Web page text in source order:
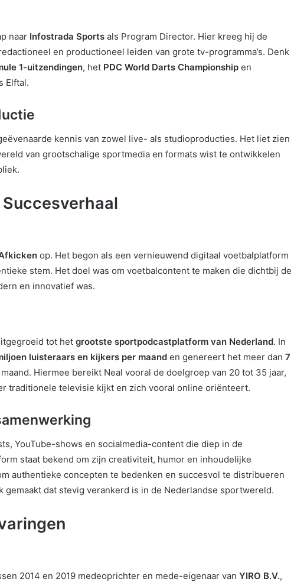
naar Infostrada Sports als Program Director. Hier kreeg hij de
en productioneel leiden van grote tv-programma’s. Denk
1-uitzendingen, het PDC World Darts Championship en
Elftal.
kennis van zowel live- als studioproducties. Het liet zien
van grootschalige sportmedia en formats wist te ontwikkelen
op. Het begon als een vernieuwend digitaal voetbalplatform
stem. Het doel was om voetbalcontent te maken die dichtbij de
en innovatief was.
tot het grootste sportpodcastplatform van Nederland. In
luisteraars en kijkers per maand en genereert het meer dan 7
Hiermee bereikt Neal vooral de doelgroep van 20 tot 35 jaar,
traditionele televisie kijkt en zich vooral online oriënteert.
YouTube-shows en socialmedia-content die diep in de
staat bekend om zijn creativiteit, humor en inhoudelijke
authentieke concepten te bedenken en succesvol te distribueren
gemaakt dat stevig verankerd is in de Nederlandse sportwereld.
2014 en 2019 medeoprichter en mede-eigenaar van YIRO B.V.,